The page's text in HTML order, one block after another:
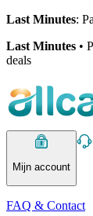
Last Minutes:
Last Minutes •
deals
Mijn account
FAQ & Contact